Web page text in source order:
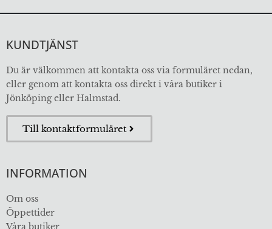
KUNDTJÄNST
Du är välkommen att kontakta oss via formuläret nedan,
eller genom att kontakta oss direkt i våra butiker i
Jönköping eller Halmstad.
Till kontaktformuläret
INFORMATION
Om oss
Öppettider
Våra butiker